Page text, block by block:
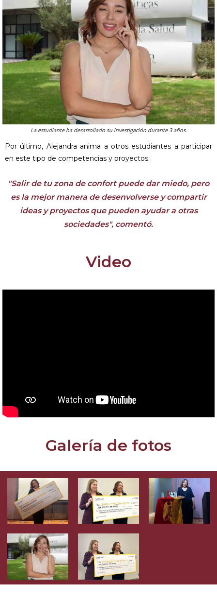
La estudiante ha desarrollado su investigación durante 3 años.
Por último, Alejandra anima a otros estudiantes a participar
en este tipo de competencias y proyectos.
"Salir de tu zona de confort puede dar miedo, pero
es la mejor manera de desenvolverse y compartir
ideas y proyectos que pueden ayudar a otras
sociedades", comentó.
Video
Galería de fotos